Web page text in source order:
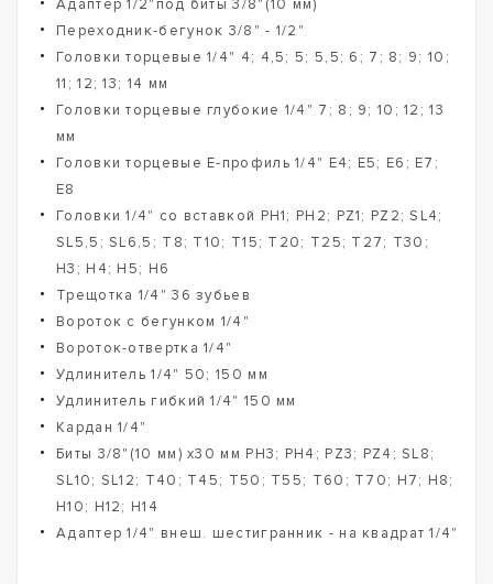
Адаптер 1/2"под биты 3/8"(10 мм)
Переходник-бегунок 3/8" - 1/2"
Головки торцевые 1/4" 4; 4,5; 5; 5,5; 6; 7; 8; 9; 10;
11; 12; 13; 14 мм
Головки торцевые глубокие 1/4" 7; 8; 9; 10; 12; 13
мм
Головки торцевые Е-профиль 1/4" E4; E5; E6; E7;
E8
Головки 1/4" со вставкой PH1; PH2; PZ1; PZ2; SL4;
SL5,5; SL6,5; T8; T10; T15; T20; T25; T27; T30;
H3; H4; H5; H6
Трещотка 1/4" 36 зубьев
Вороток с бегунком 1/4"
Вороток-отвертка 1/4"
Удлинитель 1/4" 50; 150 мм
Удлинитель гибкий 1/4" 150 мм
Кардан 1/4"
Биты 3/8"(10 мм) х30 мм PH3; PH4; PZ3; PZ4; SL8;
SL10; SL12; T40; T45; T50; T55; T60; T70; H7; H8;
H10; H12; H14
Адаптер 1/4" внеш. шестигранник - на квадрат 1/4"